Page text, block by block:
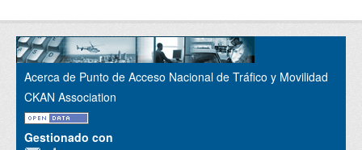
Acerca de Punto de Acceso Nacional de Tráfico y Movilidad
CKAN Association
Gestionado con